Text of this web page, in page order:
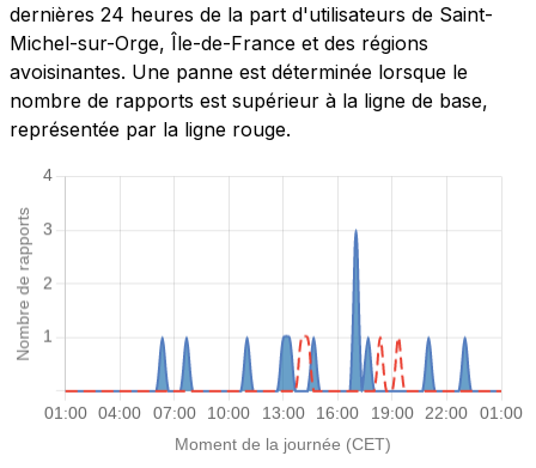
dernières 24 heures de la part d'utilisateurs de Saint-
Michel-sur-Orge, Île-de-France et des régions
avoisinantes. Une panne est déterminée lorsque le
nombre de rapports est supérieur à la ligne de base,
représentée par la ligne rouge.